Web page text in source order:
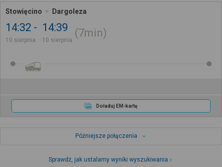
Stowięcino Dargoleza
14:32
10 sierpnia
14:39
10 sierpnia
7min
Doładuj EM-kartę
Późniejsze połączenia
Sprawdź, jak ustalamy wyniki wyszukiwania